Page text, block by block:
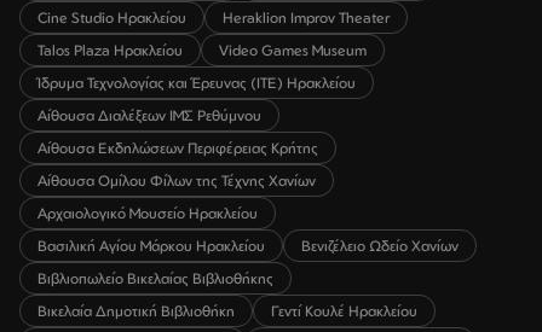
Cine Studio Ηρακλείου
Heraklion Improv Theater
Talos Plaza Ηρακλείου
Video Games Museum
Ίδρυμα Τεχνολογίας και Έρευνας (ΙΤΕ) Ηρακλείου
Αίθουσα Διαλέξεων ΙΜΣ Ρεθύμνου
Αίθουσα Εκδηλώσεων Περιφέρειας Κρήτης
Αίθουσα Ομίλου Φίλων της Τέχνης Χανίων
Αρχαιολογικό Μουσείο Ηρακλείου
Βασιλική Αγίου Μάρκου Ηρακλείου
Βενιζέλειο Ωδείο Χανίων
Βιβλιοπωλείο Βικελαίας Βιβλιοθήκης
Βικελαία Δημοτική Βιβλιοθήκη
Γεντί Κουλέ Ηρακλείου